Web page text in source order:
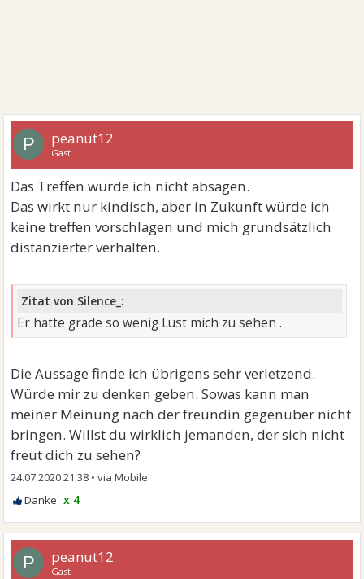
P peanut12
Gast
Das Treffen würde ich nicht absagen.
Das wirkt nur kindisch, aber in Zukunft würde ich
keine treffen vorschlagen und mich grundsätzlich
distanzierter verhalten.
Zitat von Silence_:
Er hätte grade so wenig Lust mich zu sehen .
Die Aussage finde ich übrigens sehr verletzend.
Würde mir zu denken geben. Sowas kann man
meiner Meinung nach der freundin gegenüber nicht
bringen. Willst du wirklich jemanden, der sich nicht
freut dich zu sehen?
24.07.2020 21:38 •
x 4
P peanut12
Gast